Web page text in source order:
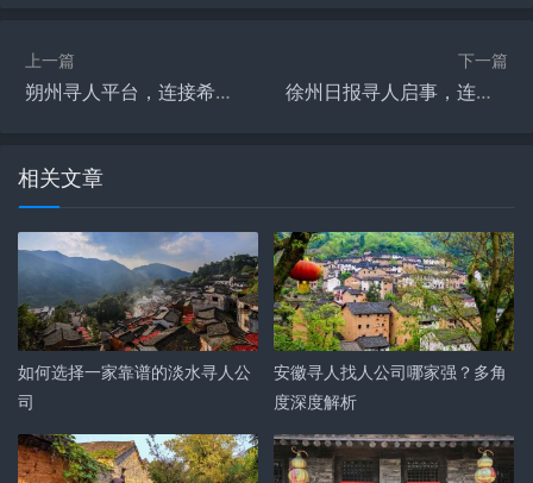
上一篇
朔州寻人平台，连接希望与温暖的桥梁
下一篇
徐州日报寻人启事，连接失散亲人的桥梁
相关文章
如何选择一家靠谱的淡水寻人公
司
安徽寻人找人公司哪家强？多角
度深度解析